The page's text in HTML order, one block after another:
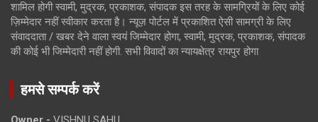
शामिल होगी स्वामी, मुद्रक, प्रकाशक, संपादक इस तरह के सामग्रियों के लिए कोई
ज़िम्मेदार नहीं स्वीकार करता है। न्यूज़ पोर्टल में प्रकाशित ऐसी सामग्री के लिए
संवाददाता / खबर देने वाला स्वयं जिम्मेदार होगा, स्वामी, मुद्रक, प्रकाशक, संपादक
की कोई भी जिम्मेदारी नहीं होगी. सभी विवादों का न्यायक्षेत्र रायपुर होगा
हमसे सम्पर्क करें